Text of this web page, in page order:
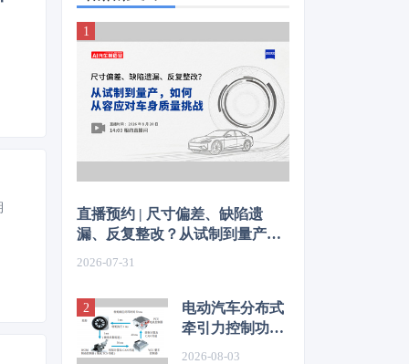
直播预约 | 尺寸偏差、缺陷遗
漏、反复整改？从试制到量产，
2026-07-31
电动汽车分布式
牵引力控制功能
2026-08-03